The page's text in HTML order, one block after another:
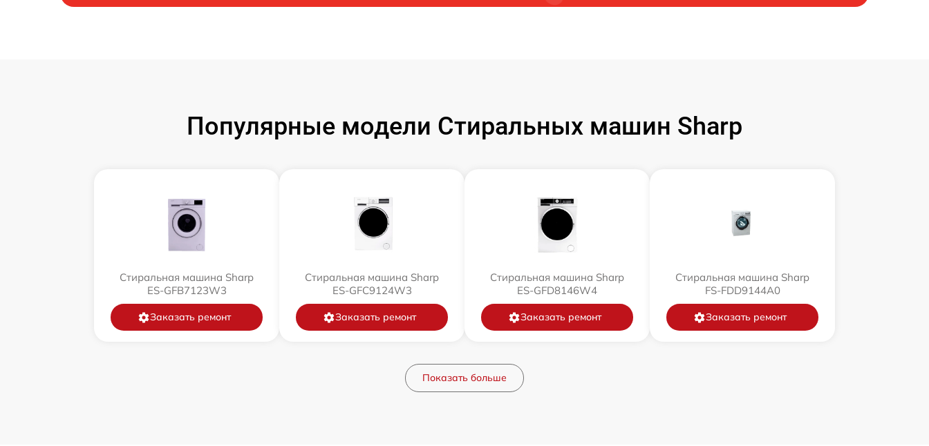
Популярные модели Стиральных машин Sharp
Стиральная машина Sharp
ES-GFB7123W3
Заказать ремонт
Стиральная машина Sharp
ES-GFC9124W3
Заказать ремонт
Стиральная машина Sharp
ES-GFD8146W4
Заказать ремонт
Стиральная машина Sharp
FS-FDD9144A0
Заказать ремонт
Показать больше